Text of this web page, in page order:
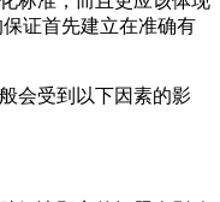
证首先建立在准确有
会受到以下因素的影